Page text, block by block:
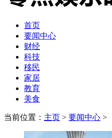
首页
要闻中心
财经
科技
移民
家居
教育
美食
当前位置： 主页 > 要闻中心 >